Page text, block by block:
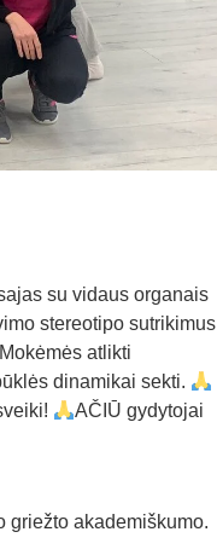
su vidaus organais
stereotipo sutrikimus
Mokėmės atlikti
dinamikai sekti.
AČIŪ gydytojai
griežto akademiškumo.